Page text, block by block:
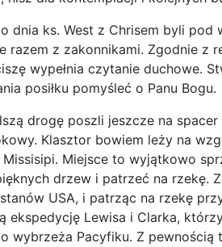
dnia ks. West z Chrisem byli pod
razem z zakonnikami. Zgodnie z
wypełnia czytanie duchowe.
posiłku pomyśleć o Panu Bogu.
drogę poszli jeszcze na
Klasztor bowiem leży na
Miejsce to wyjątkowo
drzew i patrzeć na rzekę.
USA, i patrząc na rzekę
ekspedycję Lewisa i Clarka,
wybrzeża Pacyfiku. Z pewnością